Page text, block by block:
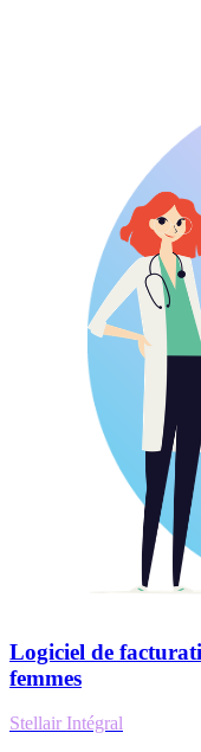
Logiciel de
femmes
Stellair Intégral